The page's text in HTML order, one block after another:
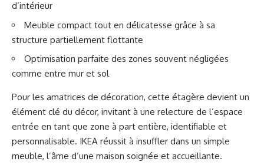
d’intérieur
Meuble compact tout en délicatesse grâce à sa
structure partiellement flottante
Optimisation parfaite des zones souvent négligées
comme entre mur et sol
Pour les amatrices de décoration, cette étagère devient un
élément clé du décor, invitant à une relecture de l’espace
entrée en tant que zone à part entière, identifiable et
personnalisable. IKEA réussit à insuffler dans un simple
meuble, l’âme d’une maison soignée et accueillante.